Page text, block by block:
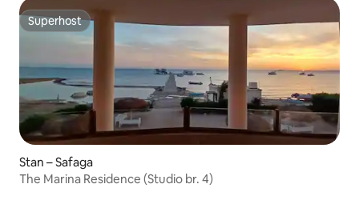
Superhost
Superhost
Stan – Safaga
The Marina Residence (Studio br. 4)